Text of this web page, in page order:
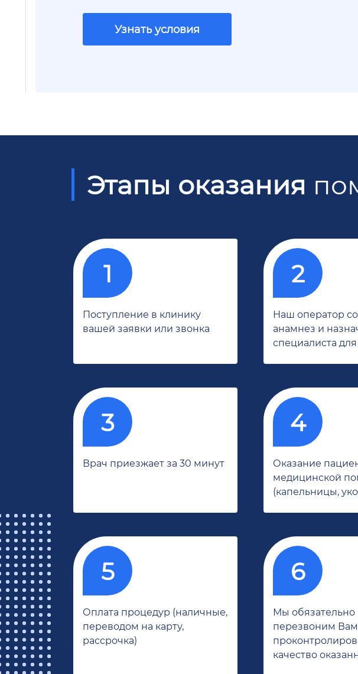
Узнать условия
Этапы оказания
Поступление в клинику
вашей заявки или звонка
Наш оператор
анамнез и
специалиста
Врач приезжает за 30 минут
Оказание
медицинской
(капельницы,
Оплата процедур (наличные,
переводом на карту,
рассрочка)
Мы обязательно
перезвоним
качество